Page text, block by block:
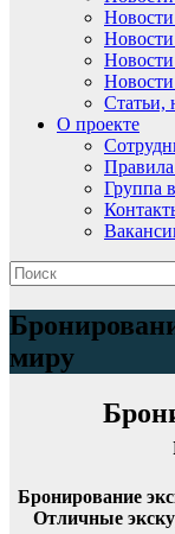
Новости
Новости
Статьи,
О проекте
Правила
Группа
миру
Бронирование
Отличные